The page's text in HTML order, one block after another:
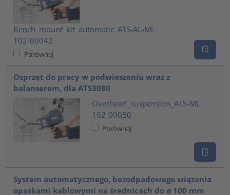
Bench_mount_kit_automatic_ATS-AL-ML
102-00042
Porównaj
Osprzęt do pracy w podwieszeniu wraz z
balanserem, dla ATS3080
Overhead_suspension_ATS-ML
102-00050
Porównaj
System automatycznego, bezodpadowego wiązania
opaskami kablowymi na średnicach do ⌀ 100 mm